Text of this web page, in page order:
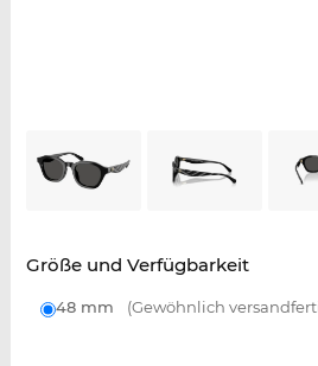
Größe und Verfügbarkeit
48 mm (Gewöhnlich